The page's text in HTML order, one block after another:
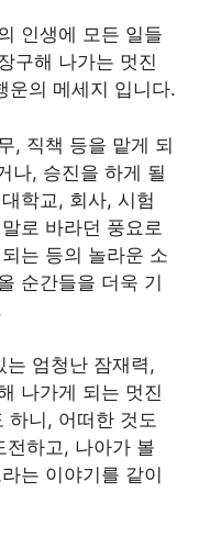
인생에 모든 일들
구해 나가는 멋진
운의 메세지 입니다.
, 직책 등을 맡게 되
나, 승진을 하게 될
학교, 회사, 시험
로 바라던 풍요로
는 등의 놀라운 소
순간들을 더욱 기
는 엄청난 잠재력,
나가게 되는 멋진
하니, 어떠한 것도
전하고, 나아가 볼
는 이야기를 같이